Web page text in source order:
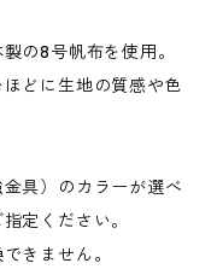
の8号帆布を使用。
どに生地の質感や色
具）のカラーが選べ
定ください。
きません。